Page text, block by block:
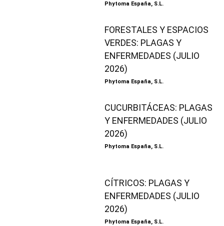
Phytoma España, S.L.
FORESTALES Y ESPACIOS
VERDES: PLAGAS Y
ENFERMEDADES (JULIO
2026)
Phytoma España, S.L.
CUCURBITÁCEAS: PLAGAS
Y ENFERMEDADES (JULIO
2026)
Phytoma España, S.L.
CÍTRICOS: PLAGAS Y
ENFERMEDADES (JULIO
2026)
Phytoma España, S.L.